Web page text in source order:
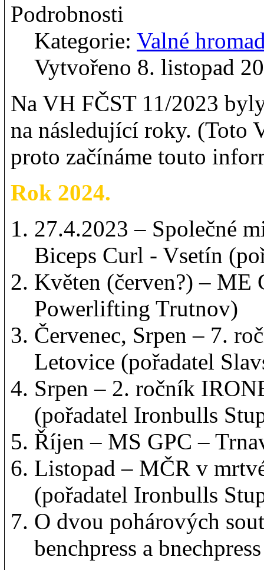
Podrobnosti
Kategorie: Valné
Vytvořeno 8. listopad
Na VH FČST 11/2023
na následující roky. (Toto
proto začínáme touto
Rok 2024.
27.4.2023 – Společné
Biceps Curl - Vsetín
Květen (červen?) – ME
Powerlifting Trutnov)
Červenec, Srpen – 7.
Letovice (pořadatel
Srpen – 2. ročník
(pořadatel Ironbulls
Říjen – MS GPC –
Listopad – MČR v
(pořadatel Ironbulls
O dvou pohárových
benchpress a